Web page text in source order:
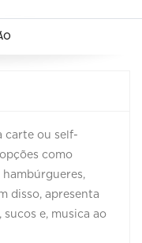
carte ou self-
como
hambúrgueres,
disso, apresenta
e, musica ao